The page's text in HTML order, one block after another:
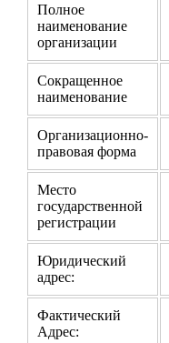
Полное
наименование
организации
Сокращенное
наименование
Организационно-
правовая форма
Место
государственной
регистрации
Юридический
адрес:
Фактический
Адрес: